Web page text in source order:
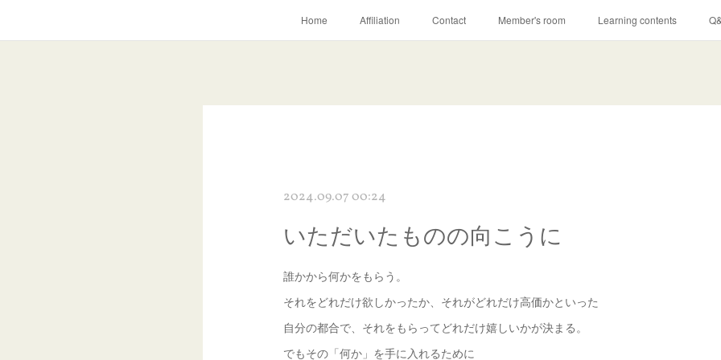
Home Affiliation Contact Member's room Learning contents
2024.09.07 00:24
いただいたものの向こうに
誰かから何かをもらう。
それをどれだけ欲しかったか、それがどれだけ高価かといった
自分の都合で、それをもらってどれだけ嬉しいかが決まる。
でもその「何か」を手に入れるために